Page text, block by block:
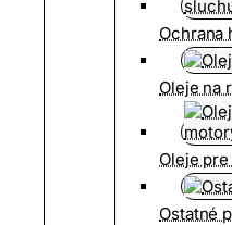
Ochrana
Oleje na
Oleje
Ostatné